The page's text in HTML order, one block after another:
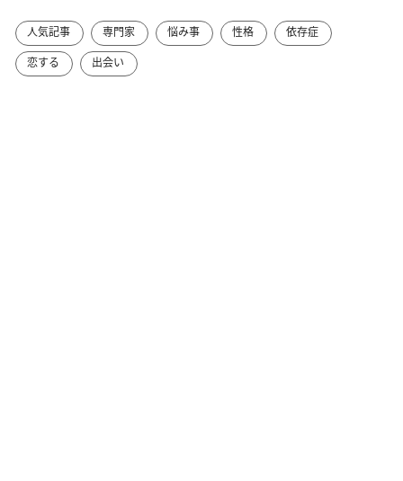
人気記事 専門家 悩み事 性格
依存症
恋する
出会い